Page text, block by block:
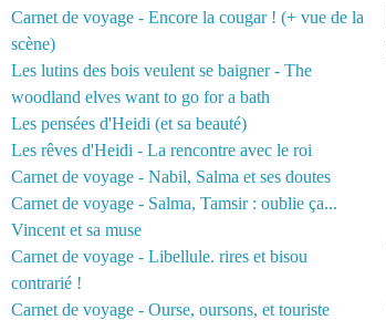
Carnet de voyage - Encore la cougar ! (+ vue de la
scène)
Les lutins des bois veulent se baigner - The
woodland elves want to go for a bath
Les pensées d'Heidi (et sa beauté)
Les rêves d'Heidi - La rencontre avec le roi
Carnet de voyage - Nabil, Salma et ses doutes
Carnet de voyage - Salma, Tamsir : oublie ça...
Vincent et sa muse
Carnet de voyage - Libellule. rires et bisou
contrarié !
Carnet de voyage - Ourse, oursons, et touriste